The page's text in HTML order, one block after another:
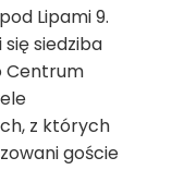
Lipami 9.
siedziba
Centrum
z których
goście